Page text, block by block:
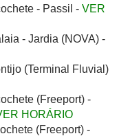
- Passil - VER
- Jardia (NOVA) -
(Terminal Fluvial)
(Freeport) -
HORÁRIO
(Freeport) -